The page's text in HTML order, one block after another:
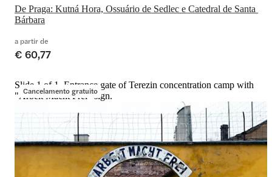
De Praga: Kutná Hora, Ossuário de Sedlec e Catedral de Santa
Bárbara
a partir de
€ 60,77
Cancelamento gratuito
Slide 1 of 1, Entrance gate of Terezin concentration camp with
"Arbeit Macht Frei" sign.